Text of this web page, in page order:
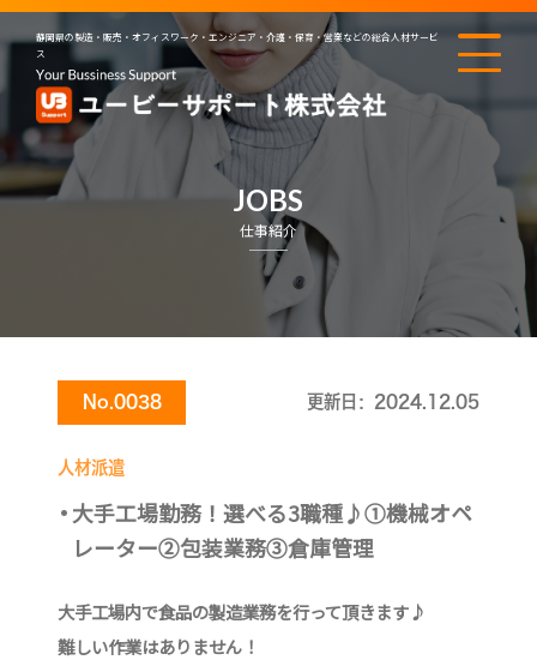
静岡県の製造・販売・オフィスワーク・エンジニア・介護・保育・営業などの総合人材サービ
ス
JOBS
仕事紹介
No.0038 更新日：2024.12.05
人材派遣
大手工場勤務！選べる3職種♪①機械オペ
レーター②包装業務③倉庫管理
大手工場内で食品の製造業務を行って頂きます♪
難しい作業はありません！